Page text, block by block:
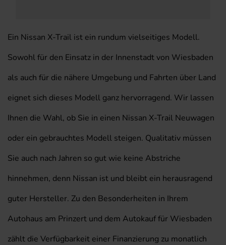
Ein Nissan X-Trail ist ein rundum vielseitiges Modell.
Sowohl für den Einsatz in der Innenstadt von Wiesbaden
als auch für die nähere Umgebung und Fahrten über Land
eignet sich dieses Modell ganz hervorragend. Wir lassen
Ihnen die Wahl, ob Sie in einen Nissan X-Trail Neuwagen
oder ein gebrauchtes Modell steigen. Qualitativ müssen
Sie auch nach Jahren so gut wie keine Abstriche
hinnehmen, denn Nissan ist und bleibt ein herausragend
guter Hersteller. Zu den Besonderheiten in Ihrem
Autohaus am Prinzert und dem Autokauf für Wiesbaden
zählt die Verfügbarkeit einer Finanzierung zu monatlich